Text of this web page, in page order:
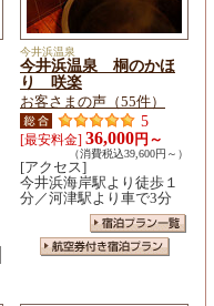
今井浜温泉
今井浜温泉 桐のかほ
り 咲楽
お客さまの声（55件）
5
[最安料金] 36,000円～
（消費税込39,600円～）
[アクセス]
今井浜海岸駅より徒歩１
分／河津駅より車で3分